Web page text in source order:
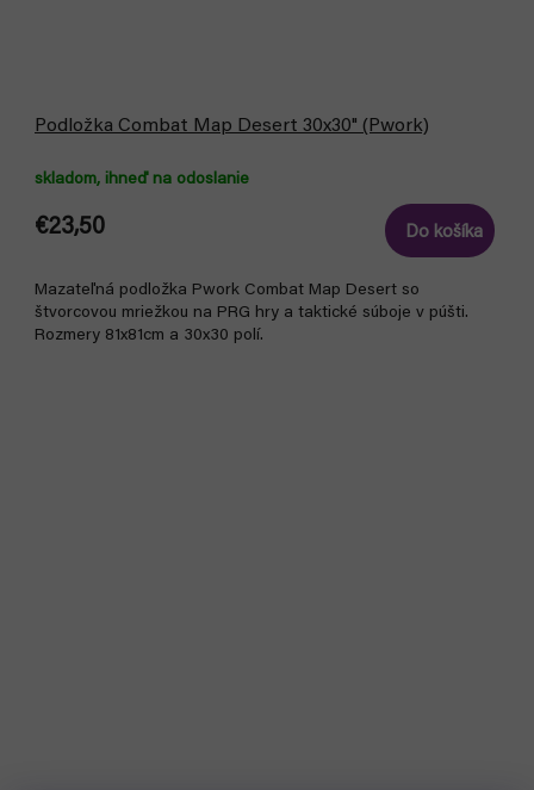
Podložka Combat Map Desert 30x30" (Pwork)
skladom, ihneď na odoslanie
€23,50 Do košíka
Mazateľná podložka Pwork Combat Map Desert so
štvorcovou mriežkou na PRG hry a taktické súboje v púšti.
Rozmery 81x81cm a 30x30 polí.